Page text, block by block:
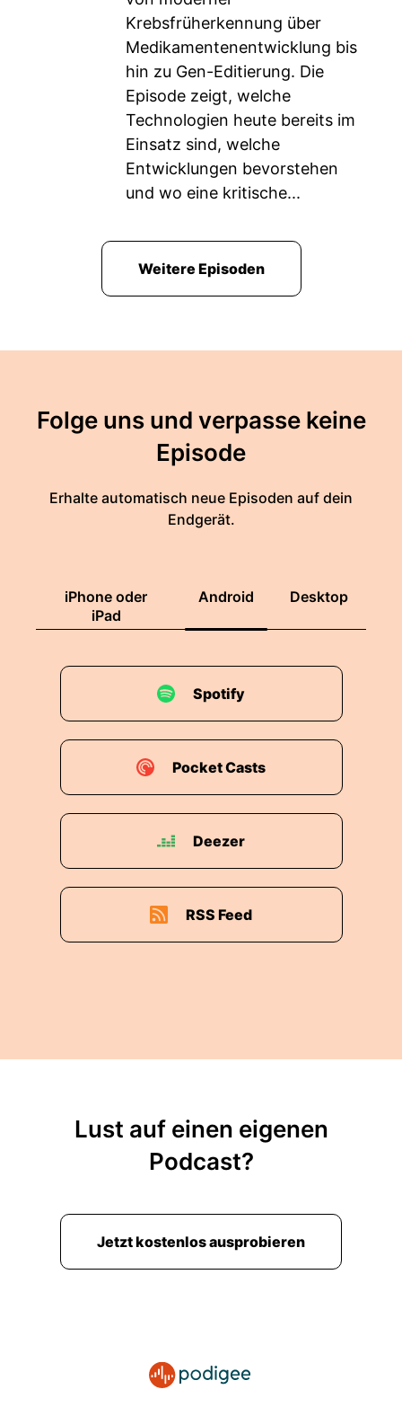
Krebsfrüherkennung über
Medikamentenentwicklung bis
hin zu Gen-Editierung. Die
Episode zeigt, welche
Technologien heute bereits im
Einsatz sind, welche
Entwicklungen bevorstehen
und wo eine kritische...
Weitere Episoden
Folge uns und verpasse keine
Episode
Erhalte automatisch neue Episoden auf dein
Endgerät.
iPhone oder
iPad
Android Desktop
Spotify
Pocket Casts
Deezer
RSS Feed
Lust auf einen eigenen
Podcast?
Jetzt kostenlos ausprobieren